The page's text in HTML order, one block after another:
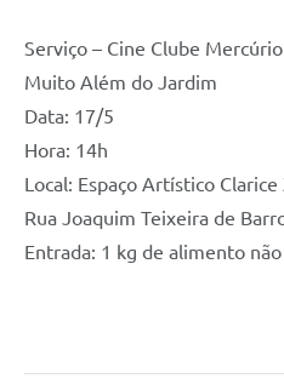
Serviço – Cine Clube Mercúrio
Muito Além do Jardim
Data: 17/5
Hora: 14h
Local: Espaço Artístico
Rua Joaquim Teixeira de
Entrada: 1 kg de alimento